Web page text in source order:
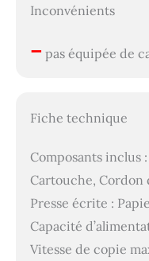
Inconvénients
– pas équipée de
Fiche technique
Composants inclus
Cartouche, Cordon
Presse écrite :
Capacité
Vitesse de copie